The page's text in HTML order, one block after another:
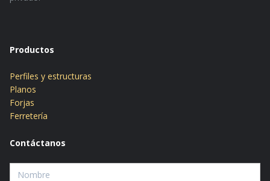
Productos
Perfiles y estructuras
Planos
Forjas
Ferretería
Contáctanos